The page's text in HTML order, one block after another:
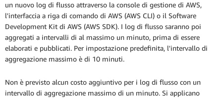
un nuovo log di flusso attraverso la console di gestione di AWS,
l'interfaccia a riga di comando di AWS (AWS CLI) o il Software
Development Kit di AWS (AWS SDK). I log di flusso saranno poi
aggregati a intervalli di al massimo un minuto, prima di essere
elaborati e pubblicati. Per impostazione predefinita, l'intervallo di
aggregazione massimo è di 10 minuti.
Non è previsto alcun costo aggiuntivo per i log di flusso con un
intervallo di aggregazione massimo di un minuto. Si applicano